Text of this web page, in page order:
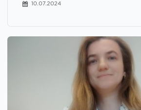
10.07.2024